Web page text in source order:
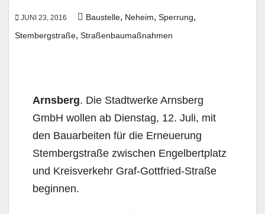
JUNI 23, 2016 Baustelle, Neheim, Sperrung,
Stembergstraße, Straßenbaumaßnahmen
Arnsberg. Die Stadtwerke Arnsberg
GmbH wollen ab Dienstag, 12. Juli, mit
den Bauarbeiten für die Erneuerung
Stembergstraße zwischen Engelbertplatz
und Kreisverkehr Graf-Gottfried-Straße
beginnen.